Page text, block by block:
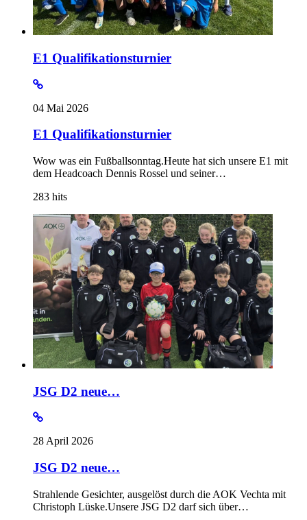
E1 Qualifikationsturnier
04 Mai 2026
E1 Qualifikationsturnier
Wow was ein Fußballsonntag.Heute hat sich unsere E1 mit
dem Headcoach Dennis Rossel und seiner…
283 hits
JSG D2 neue…
28 April 2026
JSG D2 neue…
Strahlende Gesichter, ausgelöst durch die AOK Vechta mit
Christoph Lüske.Unsere JSG D2 darf sich über…